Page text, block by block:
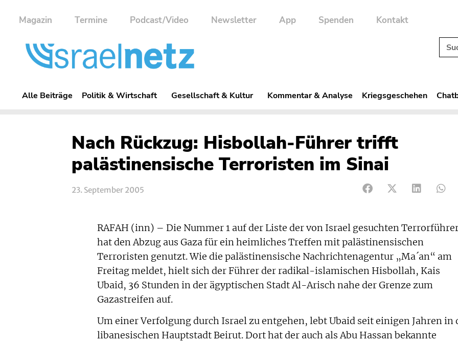
Magazin Termine Podcast/Video Newsletter App Spenden Kontakt
Alle Beiträge Politik & Wirtschaft Gesellschaft & Kultur Kommentar & Analyse Kriegsgeschehen
Nach Rückzug: Hisbollah-Führer trifft
palästinensische Terroristen im Sinai
23. September 2005
RAFAH (inn) – Die Nummer 1 auf der Liste der von Israel gesuchten
hat den Abzug aus Gaza für ein heimliches Treffen mit palästinensischen
Terroristen genutzt. Wie die palästinensische Nachrichtenagentur „Ma´an“ am
Freitag meldet, hielt sich der Führer der radikal-islamischen Hisbollah, Kais
Ubaid, 36 Stunden in der ägyptischen Stadt Al-Arisch nahe der Grenze zum
Gazastreifen auf.
Um einer Verfolgung durch Israel zu entgehen, lebt Ubaid seit einigen Jahren in
libanesischen Hauptstadt Beirut. Dort hat der auch als Abu Hassan bekannte